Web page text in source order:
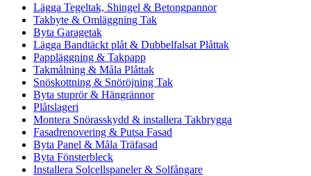
Lägga Tegeltak, Shingel & Betongpannor
Takbyte & Omläggning Tak
Byta Garagetak
Lägga Bandtäckt plåt & Dubbelfalsat Plåttak
Pappläggning & Takpapp
Takmålning & Måla Plåttak
Snöskottning & Snöröjning Tak
Byta stuprör & Hängrännor
Plåtslageri
Montera Snörasskydd & installera Takbrygga
Fasadrenovering & Putsa Fasad
Byta Panel & Måla Träfasad
Byta Fönsterbleck
Installera Solcellspaneler & Solfångare